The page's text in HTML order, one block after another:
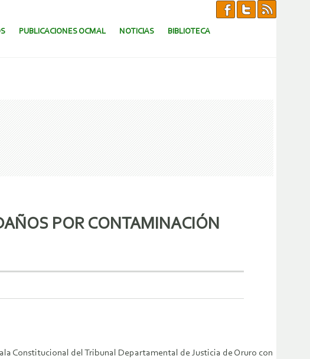
PUBLICACIONES OCMAL NOTICIAS BIBLIOTECA
POR CONTAMINACIÓN
Constitucional del Tribunal Departamental de Justicia de Oruro con